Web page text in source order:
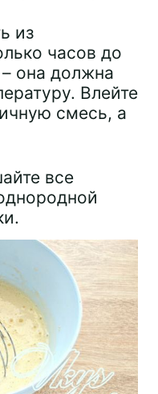
из
часов до
– она должна
Влейте
смесь, а
все